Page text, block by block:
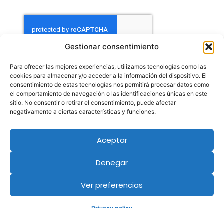
Gestionar consentimiento
Para ofrecer las mejores experiencias, utilizamos tecnologías como las
cookies para almacenar y/o acceder a la información del dispositivo. El
consentimiento de estas tecnologías nos permitirá procesar datos como
el comportamiento de navegación o las identificaciones únicas en este
sitio. No consentir o retirar el consentimiento, puede afectar
negativamente a ciertas características y funciones.
Aceptar
Denegar
Ver preferencias
Contact